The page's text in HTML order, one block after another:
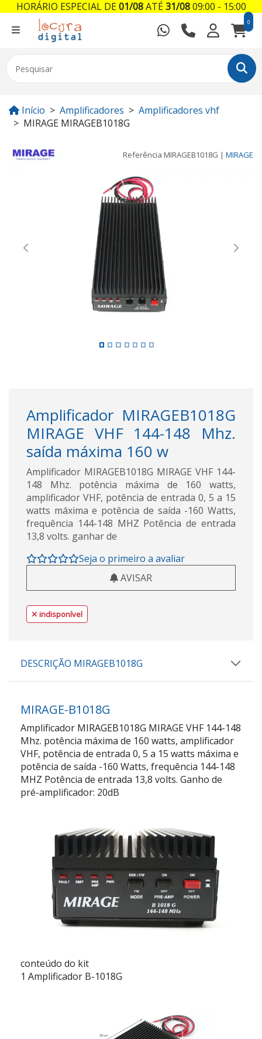
0
Início Amplificadores
Amplificadores vhf
MIRAGE MIRAGEB1018G
Referência MIRAGEB1018G | MIRAGE
Previous Next
Amplificador MIRAGEB1018G
MIRAGE VHF 144-148 Mhz.
saída máxima 160 w
Amplificador MIRAGEB1018G MIRAGE VHF 144-
148 Mhz. potência máxima de 160 watts,
amplificador VHF, potência de entrada 0, 5 a 15
watts máxima e potência de saída -160 Watts,
frequência 144-148 MHZ Potência de entrada
13,8 volts. ganhar de
Seja o primeiro a avaliar
AVISAR
indisponível
DESCRIÇÃO MIRAGEB1018G
MIRAGE-B1018G
Amplificador MIRAGEB1018G MIRAGE VHF 144-148
Mhz. potência máxima de 160 watts, amplificador
VHF, potência de entrada 0, 5 a 15 watts máxima e
potência de saída -160 Watts, frequência 144-148
MHZ Potência de entrada 13,8 volts. Ganho de
pré-amplificador: 20dB
conteúdo do kit
1 Amplificador B-1018G
HORÁRIO ESPECIAL DE01/08ATÉ31/0809:00 - 15:00